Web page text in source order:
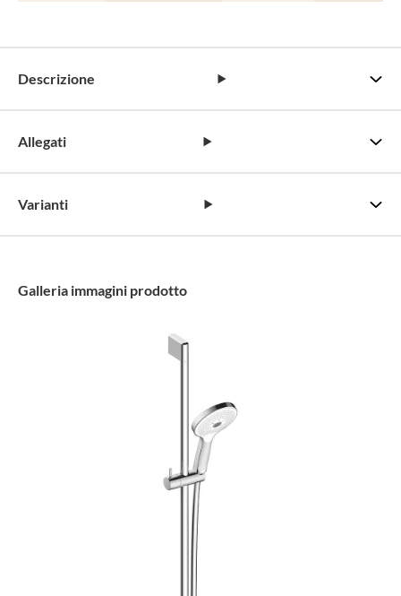
Descrizione
Allegati
Varianti
Galleria immagini prodotto